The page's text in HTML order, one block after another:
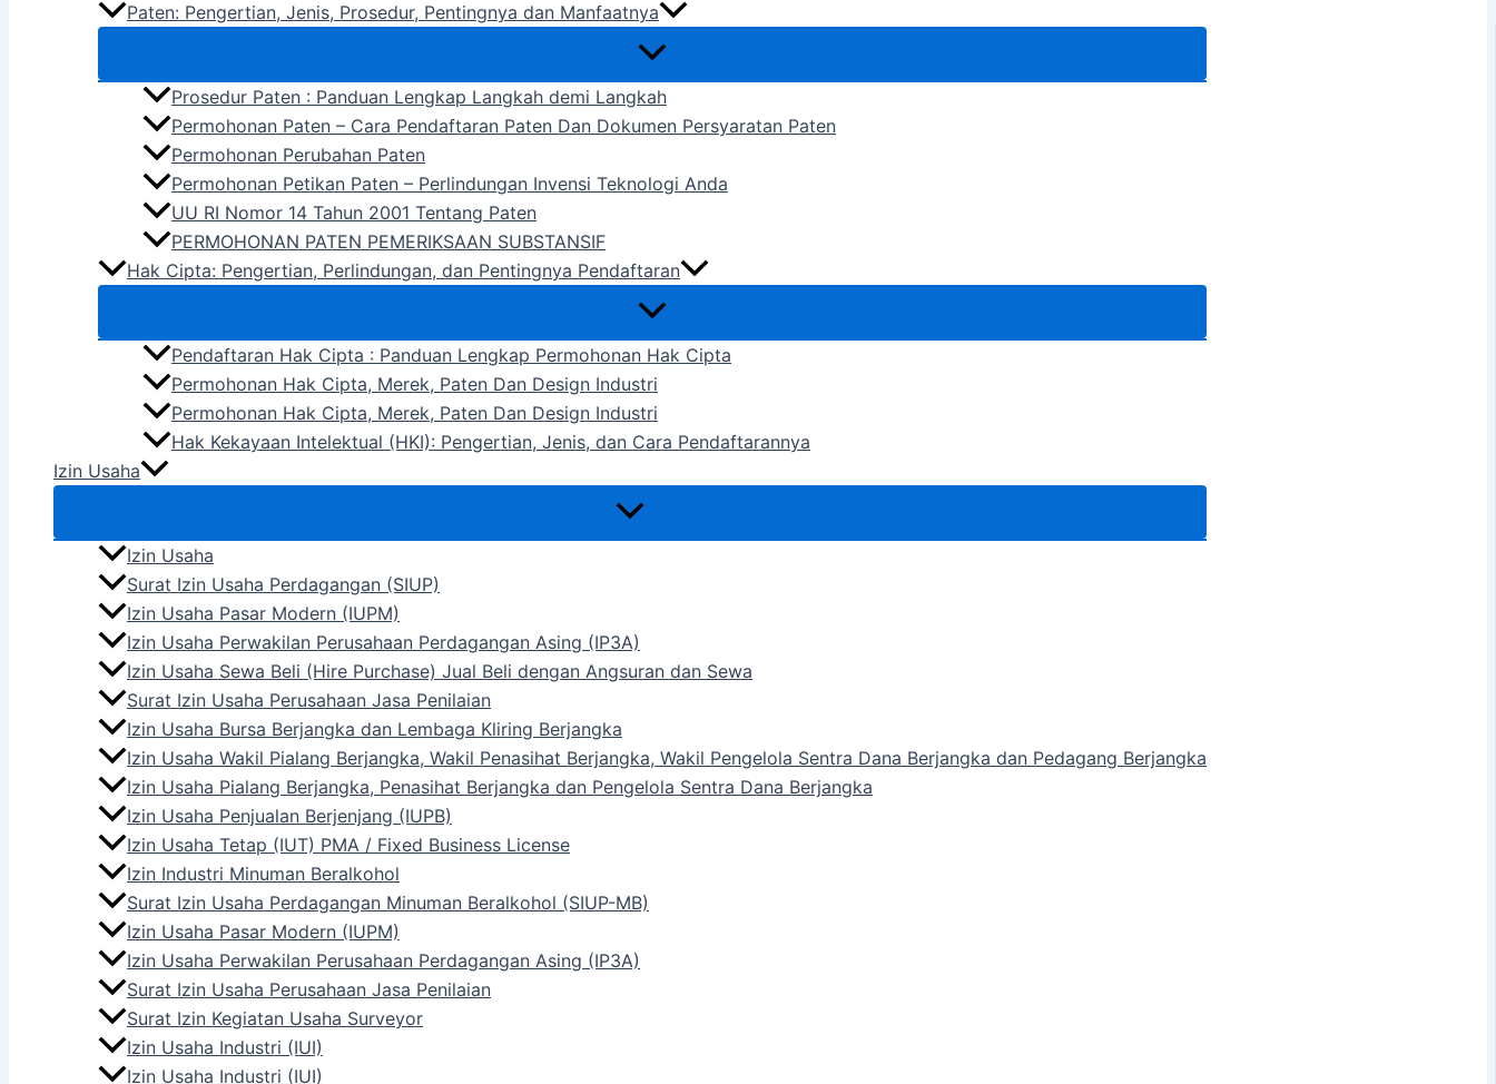
Paten: Pengertian, Jenis, Prosedur, Pentingnya dan Manfaatnya
Prosedur Paten : Panduan Lengkap Langkah demi Langkah
Permohonan Paten – Cara Pendaftaran Paten Dan Dokumen Persyaratan Paten
Permohonan Perubahan Paten
Permohonan Petikan Paten – Perlindungan Invensi Teknologi Anda
UU RI Nomor 14 Tahun 2001 Tentang Paten
PERMOHONAN PATEN PEMERIKSAAN SUBSTANSIF
Hak Cipta: Pengertian, Perlindungan, dan Pentingnya Pendaftaran
Pendaftaran Hak Cipta : Panduan Lengkap Permohonan Hak Cipta
Permohonan Hak Cipta, Merek, Paten Dan Design Industri
Permohonan Hak Cipta, Merek, Paten Dan Design Industri
Hak Kekayaan Intelektual (HKI): Pengertian, Jenis, dan Cara Pendaftarannya
Izin Usaha
Izin Usaha
Surat Izin Usaha Perdagangan (SIUP)
Izin Usaha Pasar Modern (IUPM)
Izin Usaha Perwakilan Perusahaan Perdagangan Asing (IP3A)
Izin Usaha Sewa Beli (Hire Purchase) Jual Beli dengan Angsuran dan Sewa
Surat Izin Usaha Perusahaan Jasa Penilaian
Izin Usaha Bursa Berjangka dan Lembaga Kliring Berjangka
Izin Usaha Wakil Pialang Berjangka, Wakil Penasihat Berjangka, Wakil Pengelola Sentra Dana Berjangka dan Pedagang Berjangka
Izin Usaha Pialang Berjangka, Penasihat Berjangka dan Pengelola Sentra Dana Berjangka
Izin Usaha Penjualan Berjenjang (IUPB)
Izin Usaha Tetap (IUT) PMA / Fixed Business License
Izin Industri Minuman Beralkohol
Surat Izin Usaha Perdagangan Minuman Beralkohol (SIUP-MB)
Izin Usaha Pasar Modern (IUPM)
Izin Usaha Perwakilan Perusahaan Perdagangan Asing (IP3A)
Surat Izin Usaha Perusahaan Jasa Penilaian
Surat Izin Kegiatan Usaha Surveyor
Izin Usaha Industri (IUI)
Izin Usaha Industri (IUI)